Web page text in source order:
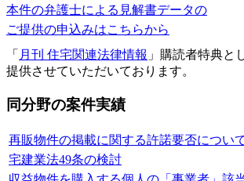
本件の弁護士による見解書データの
ご提供の申込みはこちらから
「 月刊 住宅関連法律情報 」購読者特典と
提供させていただいております。
同分野の案件実績
再販物件の掲載に関する許諾要否につい
宅建業法49条の検討